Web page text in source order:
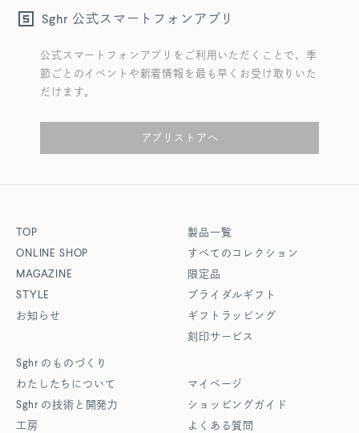
Sghr 公式スマートフォンアプリ
公式スマートフォンアプリをご利用いただくことで、季
節ごとのイベントや新着情報を最も早くお受け取りいた
だけます。
アプリストアへ
TOP
ONLINE SHOP
MAGAZINE
STYLE
お知らせ
Sghr のものづくり
わたしたちについて
Sghr の技術と開発力
工房
製品一覧
すべてのコレクション
限定品
ブライダルギフト
ギフトラッピング
刻印サービス
マイページ
ショッピングガイド
よくある質問